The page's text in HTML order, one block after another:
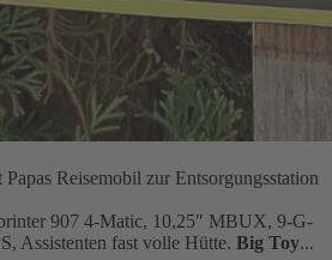
Reisemobil zur Entsorgungsstation
907 4-Matic, 10,25″ MBUX, 9-G-
Assistenten fast volle Hütte. Big Toy...